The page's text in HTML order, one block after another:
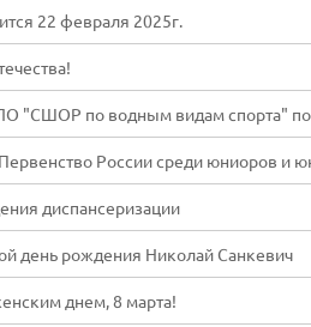
22 февраля 2025г.
"СШОР по водным видам спорта" по
России среди юниоров и
диспансеризации
день рождения Николай Санкевич
днем, 8 марта!